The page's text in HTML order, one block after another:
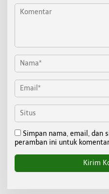
Simpan nama, email, dan
peramban ini untuk